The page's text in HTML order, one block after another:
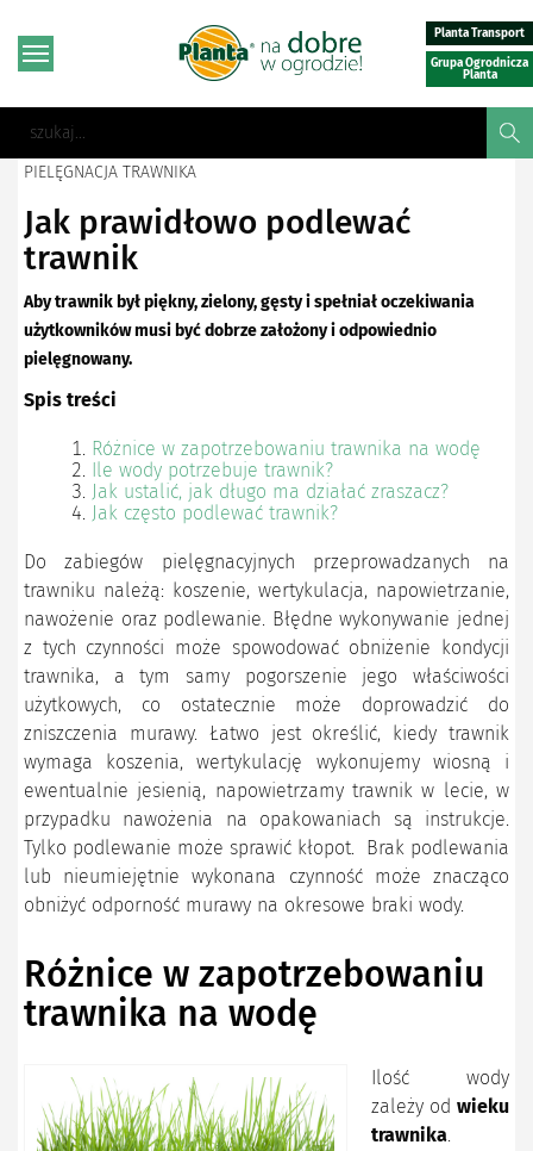
Planta Transport
Grupa Ogrodnicza
Planta
PIELĘGNACJA TRAWNIKA
Jak prawidłowo podlewać
trawnik
Aby trawnik był piękny, zielony, gęsty i spełniał oczekiwania
użytkowników musi być dobrze założony i odpowiednio
pielęgnowany.
Spis treści
Różnice w zapotrzebowaniu trawnika na wodę
Ile wody potrzebuje trawnik?
Jak ustalić, jak długo ma działać zraszacz?
Jak często podlewać trawnik?
Do zabiegów pielęgnacyjnych przeprowadzanych na
trawniku należą: koszenie, wertykulacja, napowietrzanie,
nawożenie oraz podlewanie. Błędne wykonywanie jednej
z tych czynności może spowodować obniżenie kondycji
trawnika, a tym samy pogorszenie jego właściwości
użytkowych, co ostatecznie może doprowadzić do
zniszczenia murawy. Łatwo jest określić, kiedy trawnik
wymaga koszenia, wertykulację wykonujemy wiosną i
ewentualnie jesienią, napowietrzamy trawnik w lecie, w
przypadku nawożenia na opakowaniach są instrukcje.
Tylko podlewanie może sprawić kłopot. Brak podlewania
lub nieumiejętnie wykonana czynność może znacząco
obniżyć odporność murawy na okresowe braki wody.
Różnice w zapotrzebowaniu
trawnika na wodę
Ilość wody
zależy od wieku
trawnika.